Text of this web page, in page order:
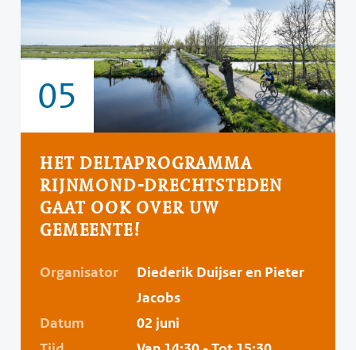
05
HET DELTAPROGRAMMA
RIJNMOND-DRECHTSTEDEN
GAAT OOK OVER UW
GEMEENTE!
Organisator
Diederik Duijser en Pieter
Jacobs
Datum
02 juni